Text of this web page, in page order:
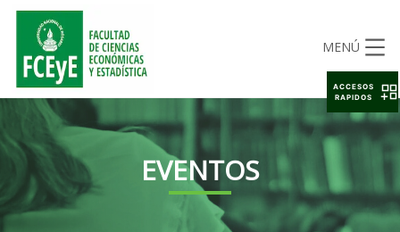
MENÚ
EVENTOS
ACCESOS
RAPIDOS